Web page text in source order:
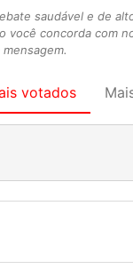
saudável e de
você concorda com
votados